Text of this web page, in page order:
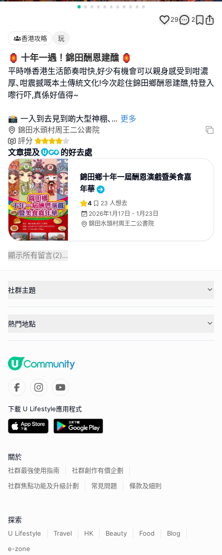
29 2
香港攻略 玩
🏮 十年一遇！錦田酬恩建醮 🏮
平時喺香港生活節奏咁快,好少有機會可以親身感受到咁濃
厚､咁震撼嘅本土傳統文化!今次趁住錦田鄉酬恩建醮,特登入
嚟行吓,真係好值得~
📸 一入到去見到啲大型神棚､ ... 更多
錦田水頭村周王二公書院
評分
文章提及 的好去處
錦田鄉十年一屆酬恩演戲暨美食嘉
年華
4 23 人想去
2026年1月17日 - 1月23日
錦田水頭村周王二公書院
顯示所有留言(2)...
社群主題
熱門地點
下載 U Lifestyle應用程式
關於
社群最強使用指南
社群創作有價企劃
社群焦點功能及升級計劃
常見問題 條款及細則
探索
U Lifestyle Travel HK Beauty Food
Blog
e-zone